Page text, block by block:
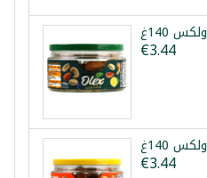
€3.44
€3.44